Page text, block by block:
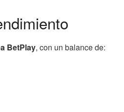
BetPlay, con un balance de: